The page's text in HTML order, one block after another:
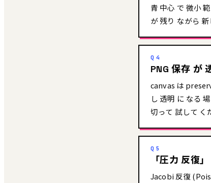
青 中心 で 微小
が 残り ながら 新
Q4
PNG 保存 が
canvas は
し 透明 に なる
切って 試して く
Q5
「圧力 反復
Jacobi 反復